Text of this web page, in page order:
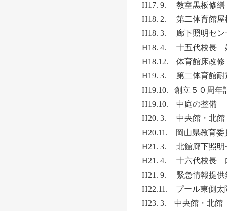
H17. 9. 教室黒板修繕
H18. 2. 第二体育館屋
H18. 3. 廊下照明セン
H18. 4. 十五代校長
H18.12. 体育館床改修
H19. 3. 第二体育館耐
H19.10. 創立５０周年
H19.10. 中庭の整備
H20. 3. 中央館・北
H20.11. 岡山県教育委
H21. 3. 北館廊下照明
H21. 4. 十六代校長
H21. 9. 緊急情報提供
H22.11. プール東側太
H23. 3. 中央館・北館